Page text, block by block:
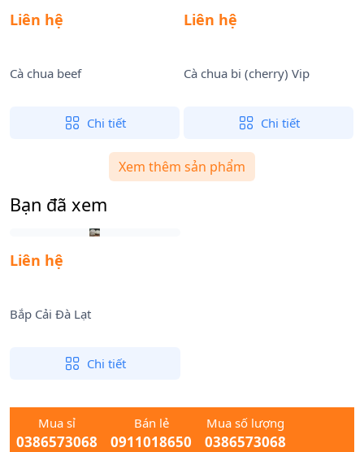
Liên hệ
Cà chua beef
Chi tiết
Liên hệ
Cà chua bi (cherry) Vip
Chi tiết
Xem thêm sản phẩm
Bạn đã xem
Liên hệ
Bắp Cải Đà Lạt
Chi tiết
Mua sỉ
0386573068
Bán lẻ
0911018650
Mua số lượng
0386573068